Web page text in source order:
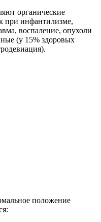
органические
при инфантилизме,
воспаление, опухоли
(у 15% здоровых
положение